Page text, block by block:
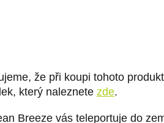
že při koupi tohoto
který naleznete zde.
Breeze vás teleportuje do